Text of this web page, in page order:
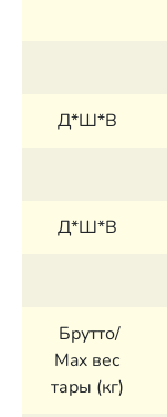
Д*Ш*В
Д*Ш*В
Брутто/
Max вес
тары (кг)